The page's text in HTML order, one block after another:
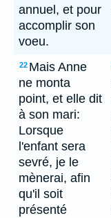
annuel, et pour
accomplir son
voeu.
22 Mais Anne
ne monta
point, et elle dit
à son mari:
Lorsque
l'enfant sera
sevré, je le
mènerai, afin
qu'il soit
présenté